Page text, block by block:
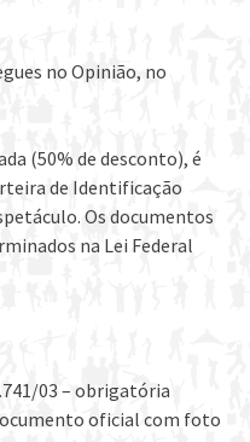
no Opinião, no
(50% de desconto), é
de Identificação
Os documentos
na Lei Federal
03 – obrigatória
oficial com foto